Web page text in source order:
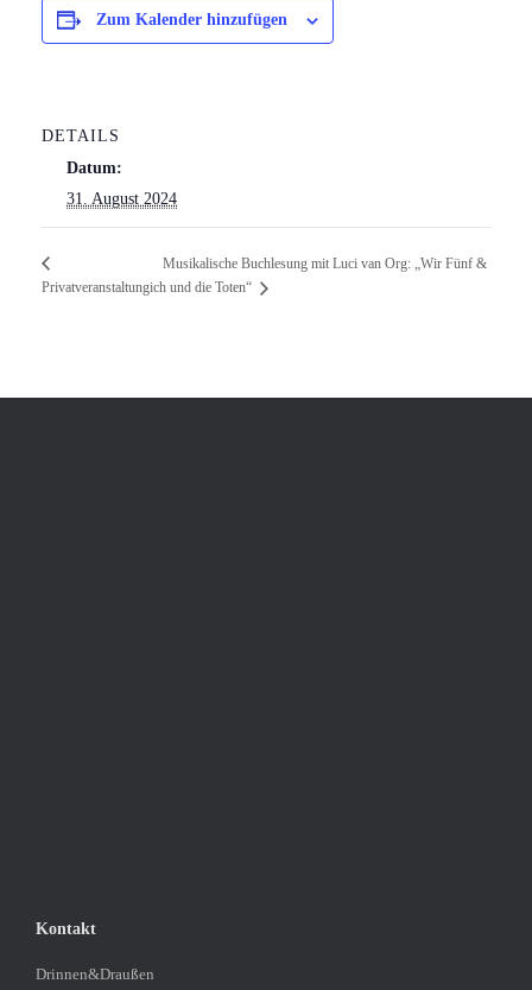
Zum Kalender hinzufügen
DETAILS
Datum:
31. August 2024
Privatveranstaltung
Musikalische Buchlesung mit Luci van Org: „Wir Fünf &
ich und die Toten“
Kontakt
Drinnen&Draußen